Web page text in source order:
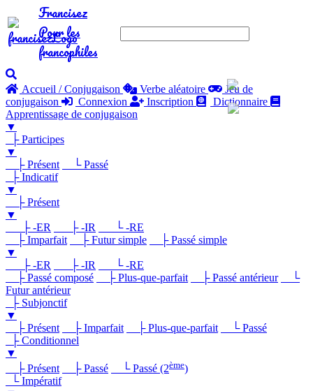
Francisez
Pour les
francophiles
Accueil / Conjugaison Verbe aléatoire
Jeu de
conjugaison
Connexion Inscription
Dictionnaire
Apprentissage de conjugaison
▼
├ Participes
▼
├ Présent
└ Passé
├ Indicatif
▼
├ Présent
▼
├ -ER
├ -IR
└ -RE
├ Imparfait
├ Futur simple
├ Passé simple
▼
├ -ER
├ -IR
└ -RE
├ Passé composé
├ Plus-que-parfait ├ Passé antérieur
└
Futur antérieur
├ Subjonctif
▼
├ Présent
├ Imparfait ├ Plus-que-parfait
└ Passé
├ Conditionnel
▼
├ Présent
├ Passé └ Passé (2ème)
└ Impératif